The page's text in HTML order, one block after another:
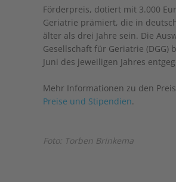
Förderpreis, dotiert mit 3.000
Geriatrie prämiert, die in
älter als drei Jahre sein. Die
Gesellschaft für Geriatrie
Juni des jeweiligen Jahres
Mehr Informationen zu den
Preise und Stipendien.
Foto: Torben Brinkema